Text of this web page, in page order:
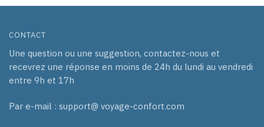
CONTACT
Une question ou une suggestion, contactez-nous et
recevrez une réponse en moins de 24h du lundi au vendredi
entre 9h et 17h
Par e-mail : support@ voyage-confort.com